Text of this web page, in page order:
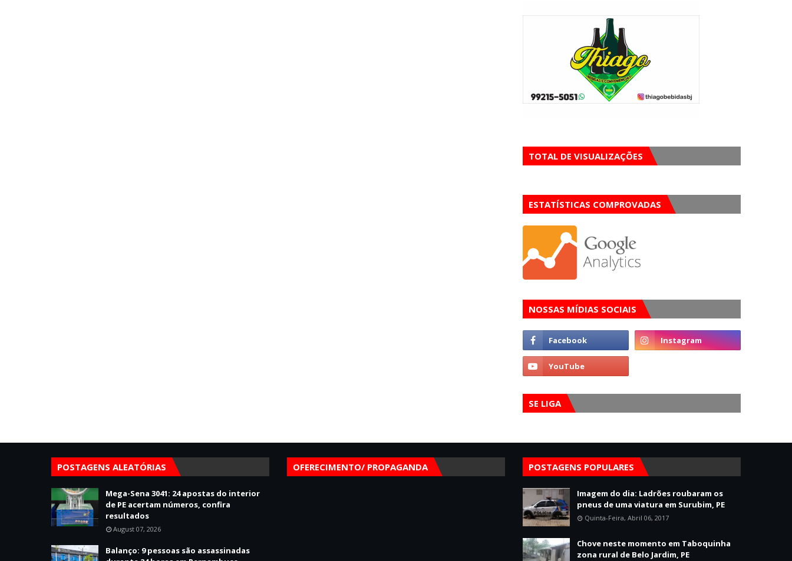
TOTAL DE VISUALIZAÇÕES
ESTATÍSTICAS COMPROVADAS
NOSSAS MÍDIAS SOCIAIS
SE LIGA
POSTAGENS ALEATÓRIAS
Mega-Sena 3041: 24 apostas do interior
de PE acertam números, confira
resultados
August 07, 2026
Balanço: 9 pessoas são assassinadas
OFERECIMENTO/ PROPAGANDA POSTAGENS POPULARES
Imagem do dia: Ladrões roubaram os
pneus de uma viatura em Surubim, PE
Quinta-Feira, Abril 06, 2017
Chove neste momento em Taboquinha
zona rural de Belo Jardim, PE